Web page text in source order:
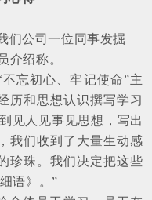
们公司一位同事发掘
介绍称。
忘初心、牢记使命”主
历和思想认识撰写学习
见人见事见思想，写出
我们收到了大量生动感
珍珠。我们决定把这些
语》。”